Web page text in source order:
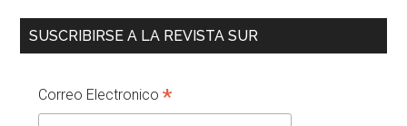
SUSCRIBIRSE A LA REVISTA SUR
Correo Electronico*